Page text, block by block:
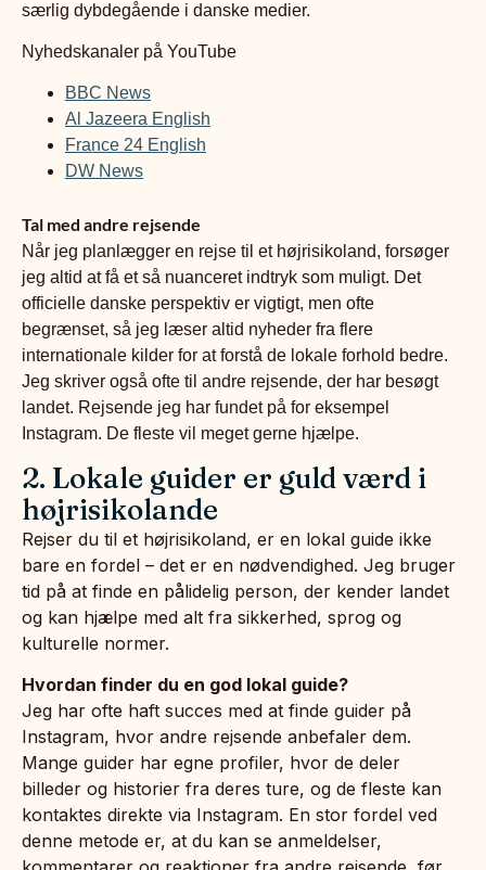
særlig dybdegående i danske medier.
Nyhedskanaler på YouTube
BBC News
Al Jazeera English
France 24 English
DW News
Tal med andre rejsende
Når jeg planlægger en rejse til et højrisikoland, forsøger
jeg altid at få et så nuanceret indtryk som muligt. Det
officielle danske perspektiv er vigtigt, men ofte
begrænset, så jeg læser altid nyheder fra flere
internationale kilder for at forstå de lokale forhold bedre.
Jeg skriver også ofte til andre rejsende, der har besøgt
landet. Rejsende jeg har fundet på for eksempel
Instagram. De fleste vil meget gerne hjælpe.
2. Lokale guider er guld værd i
højrisikolande
Rejser du til et højrisikoland, er en lokal guide ikke
bare en fordel – det er en nødvendighed. Jeg bruger
tid på at finde en pålidelig person, der kender landet
og kan hjælpe med alt fra sikkerhed, sprog og
kulturelle normer.
Hvordan finder du en god lokal guide?
Jeg har ofte haft succes med at finde guider på
Instagram, hvor andre rejsende anbefaler dem.
Mange guider har egne profiler, hvor de deler
billeder og historier fra deres ture, og de fleste kan
kontaktes direkte via Instagram. En stor fordel ved
denne metode er, at du kan se anmeldelser,